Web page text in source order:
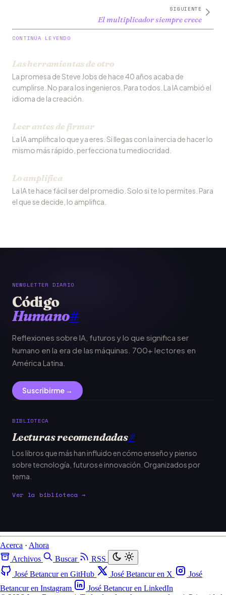
SIGUIENTE
El multiplicador siempre crece
CONTINÚA LEYENDO
Las herramientas de otro
La promesa de Steve Jobs de hace 40 años acaba de
cumplirse. No para los ingenieros. Para todos. La IA cambió el
idioma de la creación.
Leer antes de firmar
La IA amplifica lo que ya eres. Si llegas con la inercia de hacer lo
mismo más rápido, perfecciona tu mediocridad.
Lo amplifica
La IA te hace fácil ser del promedio. Solo si te lo permites. Para
el que se decide, lo amplifica.
NEWSLETTER DIARIO
Código
Humano#
Reflexiones sobre IA, futuros y lo que significa ser
humano en la era de las máquinas. 700+ lectores en
América Latina.
Suscribirme →
BIBLIOTECA
Lecturas recomendadas#
Los libros que más han influido en cómo enseño y pienso
sobre tecnología, futuros e innovación. Organizados por
tema.
Ver la biblioteca →
Acerca · Ahora
Archivos
Buscar
RSS
José Betancur en GitHub
José Betancur en X
José
Betancur en Instagram
José Betancur en LinkedIn